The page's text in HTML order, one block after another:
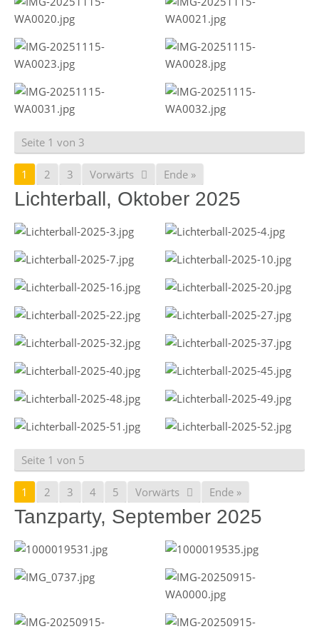
Seite 1 von 3
1 2 3 Vorwärts Ende »
Lichterball, Oktober 2025
Seite 1 von 5
1 2 3 4 5 Vorwärts Ende »
Tanzparty, September 2025